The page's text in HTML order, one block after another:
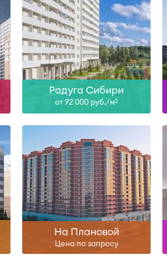
Радуга Сибири
от 92 000 руб./м2
На Плановой
Цена по запросу
Узнать больше
Сдан
Узнать больше